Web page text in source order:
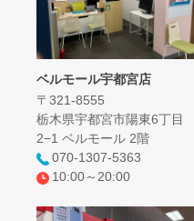
ベルモール宇都宮店
〒321-8555
栃木県宇都宮市陽東6丁目
2−1 ベルモール 2階
070-1307-5363
10:00～20:00